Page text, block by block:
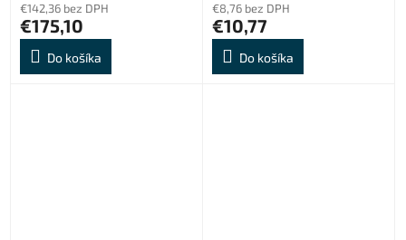
€142,36 bez DPH
€175,10
Do košíka
€8,76 bez DPH
€10,77
Do košíka